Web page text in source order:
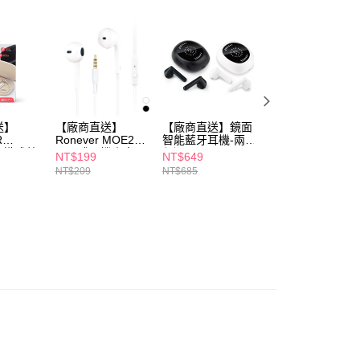
服務之必要範圍內提供個人資料，並將交易相關給付款項請
恩沛科技股份有限公司。
資料處理事宜，請瀏覽以下網址：
terms/#terms3
使用者請事先徵得法定代理人或監護人之同意方可使用
後付」，若未經同意申辦者引起之損失，本公司不負相關責
先享後付」時，將依據個別帳號之用戶狀況，依本公司
不同之上限額度；若仍有額度不足之情形，本公司將視審查
進行身份認證。
註冊多個帳號或使用他人資訊註冊。若發現惡意使用之情
【廠商直送】
Ronever MOE267
入耳式耳機麥克風-
兩色任選
NT$199
NT$209
【廠商直送】鏡面
智能藍牙耳機-兩色
任選
NT$649
NT$685